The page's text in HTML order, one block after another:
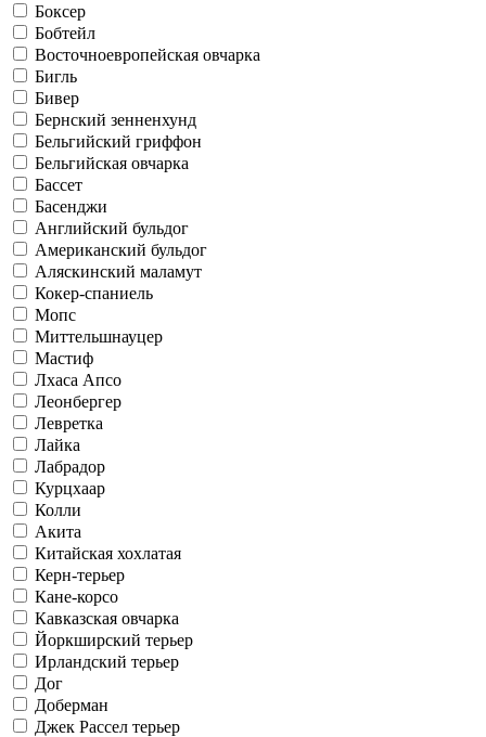
Боксер
Бобтейл
Восточноевропейская овчарка
Бигль
Бивер
Бернский зенненхунд
Бельгийский гриффон
Бельгийская овчарка
Бассет
Басенджи
Английский бульдог
Американский бульдог
Аляскинский маламут
Кокер-спаниель
Мопс
Миттельшнауцер
Мастиф
Лхаса Апсо
Леонбергер
Левретка
Лайка
Лабрадор
Курцхаар
Колли
Акита
Китайская хохлатая
Керн-терьер
Кане-корсо
Кавказская овчарка
Йоркширский терьер
Ирландский терьер
Дог
Доберман
Джек Рассел терьер